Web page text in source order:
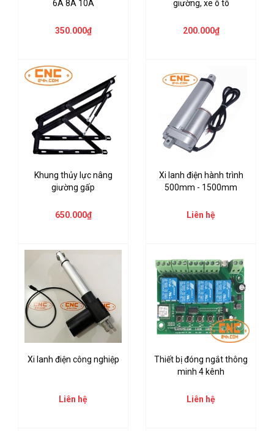
6A 8A 10A
350.000₫
giường, xe ô tô
200.000₫
Khung thủy lực nâng
giường gấp
650.000₫
Xi lanh điện hành trình
500mm - 1500mm
Liên hệ
Xi lanh điện công nghiệp
Liên hệ
Thiết bị đóng ngắt thông
minh 4 kênh
Liên hệ